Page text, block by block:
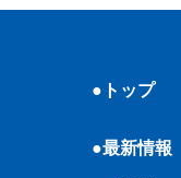
●トップ
●最新情報